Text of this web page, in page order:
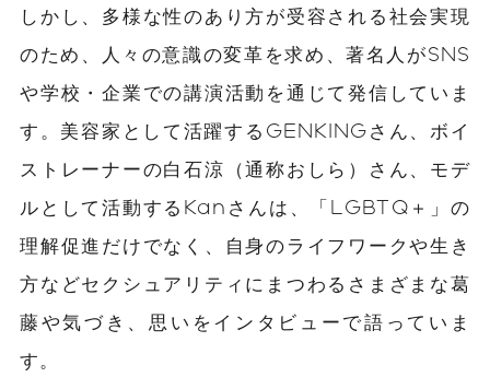
しかし、多様な性のあり方が受容される社会実現
のため、人々の意識の変革を求め、著名人がSNS
や学校・企業での講演活動を通じて発信していま
す。美容家として活躍するGENKINGさん、ボイ
ストレーナーの白石涼（通称おしら）さん、モデ
ルとして活動するKanさんは、「LGBTQ＋」の
理解促進だけでなく、自身のライフワークや生き
方などセクシュアリティにまつわるさまざまな葛
藤や気づき、思いをインタビューで語っていま
す。